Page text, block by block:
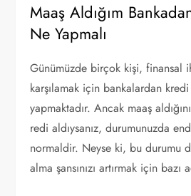
Maaş Aldığım
Ne Yapmalı
Günümüzde birçok kişi, finansal
karşılamak için bankalardan
yapmaktadır. Ancak maaş
redi aldıysanız, durumunuzda
normaldir. Neyse ki, bu durumu
alma şansınızı artırmak için